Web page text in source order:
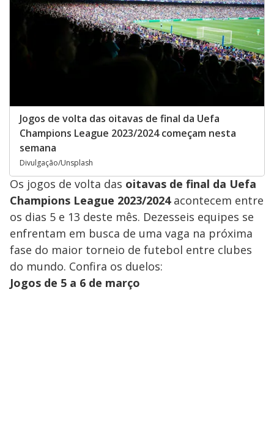
Jogos de volta das oitavas de final da Uefa
Champions League 2023/2024 começam nesta
semana
Divulgação/Unsplash
Os jogos de volta das oitavas de final da Uefa
Champions League 2023/2024acontecem entre
os dias 5 e 13 deste mês. Dezesseis equipes se
enfrentam em busca de uma vaga na próxima
fase do maior torneio de futebol entre clubes
do mundo. Confira os duelos:
Jogos de 5 a 6 de março